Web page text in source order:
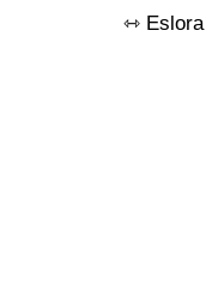
⇿ Eslora